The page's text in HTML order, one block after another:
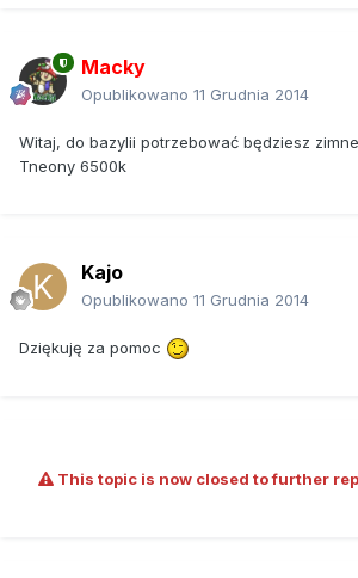
Macky
Opublikowano 11 Grudnia 2014
Witaj, do bazylii potrzebować będziesz
Tneony 6500k
Kajo
Opublikowano 11 Grudnia 2014
Dziękuję za pomoc
This topic is now closed to further